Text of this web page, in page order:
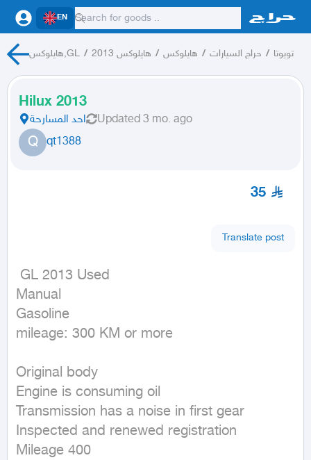
EN
هايلوكس,GL / هايلوكس 2013 / هايلوكس / حراج السيارات / تويوتا
Hilux 2013
احد المسارحة Updated 3 mo. ago
Q qt1388
35
Translate post
Manual
Gasoline
mileage: 300 KM or more
Original body
Engine is consuming oil
Transmission has a noise in first gear
Inspected and renewed registration
Mileage 400